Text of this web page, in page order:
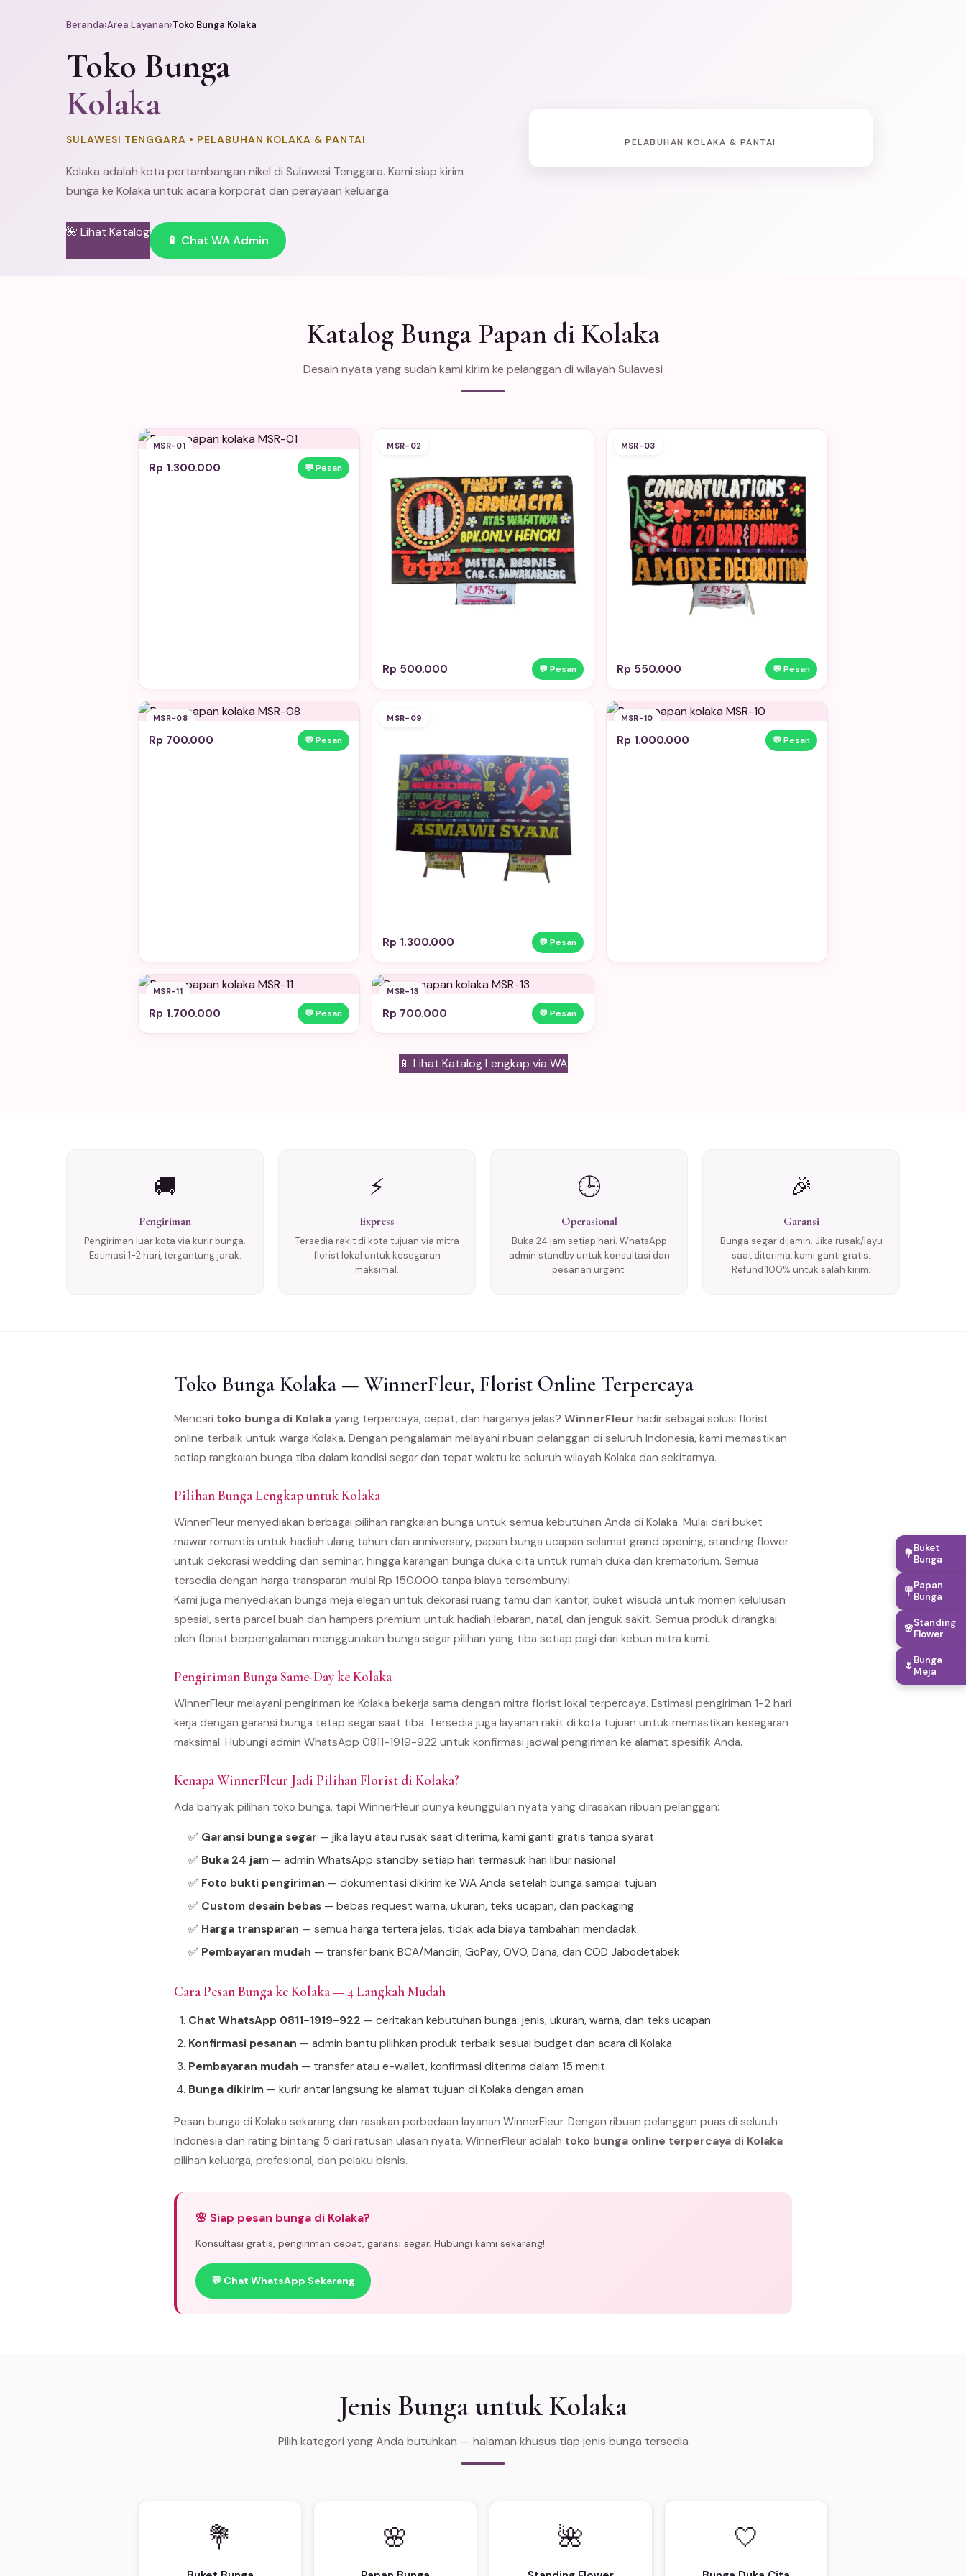
Beranda›Area Layanan›Toko Bunga Kolaka
Toko Bunga
Kolaka
SULAWESI TENGGARA • PELABUHAN KOLAKA & PANTAI
Kolaka adalah kota pertambangan nikel di Sulawesi Tenggara. Kami siap kirim
bunga ke Kolaka untuk acara korporat dan perayaan keluarga.
🌺 Lihat Katalog
📱 Chat WA Admin
PELABUHAN KOLAKA & PANTAI
Katalog Bunga Papan di Kolaka
Desain nyata yang sudah kami kirim ke pelanggan di wilayah Sulawesi
MSR-01
Rp 1.300.000 💬 Pesan
MSR-02
Rp 500.000 💬 Pesan
MSR-03
Rp 550.000 💬 Pesan
MSR-08
Rp 700.000 💬 Pesan
MSR-09
Rp 1.300.000 💬 Pesan
MSR-10
Rp 1.000.000 💬 Pesan
MSR-11
Rp 1.700.000 💬 Pesan
MSR-13
Rp 700.000 💬 Pesan
📱 Lihat Katalog Lengkap via WA
🚚
Pengiriman
Pengiriman luar kota via kurir bunga.
Estimasi 1-2 hari, tergantung jarak.
⚡
Express
Tersedia rakit di kota tujuan via mitra
florist lokal untuk kesegaran
maksimal.
🕒
Operasional
Buka 24 jam setiap hari. WhatsApp
admin standby untuk konsultasi dan
pesanan urgent.
🎉
Garansi
Bunga segar dijamin. Jika rusak/layu
saat diterima, kami ganti gratis.
Refund 100% untuk salah kirim.
Toko Bunga Kolaka — WinnerFleur, Florist Online Terpercaya
Mencari toko bunga di Kolaka yang terpercaya, cepat, dan harganya jelas? WinnerFleur hadir sebagai solusi florist
online terbaik untuk warga Kolaka. Dengan pengalaman melayani ribuan pelanggan di seluruh Indonesia, kami memastikan
setiap rangkaian bunga tiba dalam kondisi segar dan tepat waktu ke seluruh wilayah Kolaka dan sekitarnya.
Pilihan Bunga Lengkap untuk Kolaka
WinnerFleur menyediakan berbagai pilihan rangkaian bunga untuk semua kebutuhan Anda di Kolaka. Mulai dari buket
mawar romantis untuk hadiah ulang tahun dan anniversary, papan bunga ucapan selamat grand opening, standing flower
untuk dekorasi wedding dan seminar, hingga karangan bunga duka cita untuk rumah duka dan krematorium. Semua
tersedia dengan harga transparan mulai Rp 150.000 tanpa biaya tersembunyi.
Kami juga menyediakan bunga meja elegan untuk dekorasi ruang tamu dan kantor, buket wisuda untuk momen kelulusan
spesial, serta parcel buah dan hampers premium untuk hadiah lebaran, natal, dan jenguk sakit. Semua produk dirangkai
oleh florist berpengalaman menggunakan bunga segar pilihan yang tiba setiap pagi dari kebun mitra kami.
Pengiriman Bunga Same-Day ke Kolaka
WinnerFleur melayani pengiriman ke Kolaka bekerja sama dengan mitra florist lokal terpercaya. Estimasi pengiriman 1-2 hari
kerja dengan garansi bunga tetap segar saat tiba. Tersedia juga layanan rakit di kota tujuan untuk memastikan kesegaran
maksimal. Hubungi admin WhatsApp 0811-1919-922 untuk konfirmasi jadwal pengiriman ke alamat spesifik Anda.
Kenapa WinnerFleur Jadi Pilihan Florist di Kolaka?
Ada banyak pilihan toko bunga, tapi WinnerFleur punya keunggulan nyata yang dirasakan ribuan pelanggan:
✅ Garansi bunga segar — jika layu atau rusak saat diterima, kami ganti gratis tanpa syarat
✅ Buka 24 jam — admin WhatsApp standby setiap hari termasuk hari libur nasional
✅ Foto bukti pengiriman — dokumentasi dikirim ke WA Anda setelah bunga sampai tujuan
✅ Custom desain bebas — bebas request warna, ukuran, teks ucapan, dan packaging
✅ Harga transparan — semua harga tertera jelas, tidak ada biaya tambahan mendadak
✅ Pembayaran mudah — transfer bank BCA/Mandiri, GoPay, OVO, Dana, dan COD Jabodetabek
Cara Pesan Bunga ke Kolaka — 4 Langkah Mudah
Chat WhatsApp 0811-1919-922 — ceritakan kebutuhan bunga: jenis, ukuran, warna, dan teks ucapan
Konfirmasi pesanan — admin bantu pilihkan produk terbaik sesuai budget dan acara di Kolaka
Pembayaran mudah — transfer atau e-wallet, konfirmasi diterima dalam 15 menit
Bunga dikirim — kurir antar langsung ke alamat tujuan di Kolaka dengan aman
Pesan bunga di Kolaka sekarang dan rasakan perbedaan layanan WinnerFleur. Dengan ribuan pelanggan puas di seluruh
Indonesia dan rating bintang 5 dari ratusan ulasan nyata, WinnerFleur adalah toko bunga online terpercaya di Kolaka
pilihan keluarga, profesional, dan pelaku bisnis.
🌸 Siap pesan bunga di Kolaka?
Konsultasi gratis, pengiriman cepat, garansi segar. Hubungi kami sekarang!
💬 Chat WhatsApp Sekarang
Jenis Bunga untuk Kolaka
Pilih kategori yang Anda butuhkan — halaman khusus tiap jenis bunga tersedia
💐 🌸 🌺 🤍
💐Buket
Bunga
🪧Papan
Bunga
🌸Standing
Flower
🌷Bunga
Meja